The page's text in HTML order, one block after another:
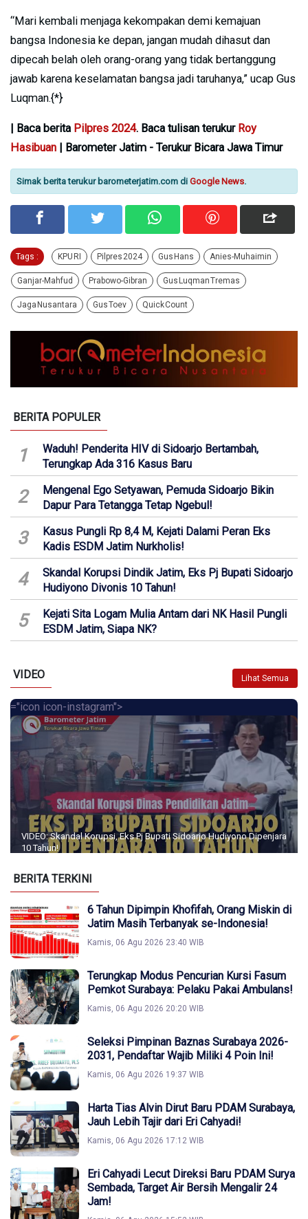
“Mari kembali menjaga kekompakan demi kemajuan
bangsa Indonesia ke depan, jangan mudah dihasut dan
dipecah belah oleh orang-orang yang tidak bertanggung
jawab karena keselamatan bangsa jadi taruhanya,” ucap Gus
Luqman.{*}
| Baca berita Pilpres 2024. Baca tulisan terukur Roy
Hasibuan | Barometer Jatim - Terukur Bicara Jawa Timur
Simak berita terukur barometerjatim.com di Google News.
Tags : KPU RI Pilpres 2024 Gus Hans Anies-Muhaimin
Ganjar-Mahfud Prabowo-Gibran Gus Luqman Tremas
Jaga Nusantara Gus Toev Quick Count
BERITA POPULER
1
Waduh! Penderita HIV di Sidoarjo Bertambah,
Terungkap Ada 316 Kasus Baru
2
Mengenal Ego Setyawan, Pemuda Sidoarjo Bikin
Dapur Para Tetangga Tetap Ngebul!
3
Kasus Pungli Rp 8,4 M, Kejati Dalami Peran Eks
Kadis ESDM Jatim Nurkholis!
4
Skandal Korupsi Dindik Jatim, Eks Pj Bupati Sidoarjo
Hudiyono Divonis 10 Tahun!
5
Kejati Sita Logam Mulia Antam dari NK Hasil Pungli
ESDM Jatim, Siapa NK?
VIDEO Lihat Semua
="icon icon-instagram">
VIDEO: Skandal Korupsi, Eks Pj Bupati Sidoarjo Hudiyono Dipenjara
10 Tahun!
BERITA TERKINI
6 Tahun Dipimpin Khofifah, Orang Miskin di
Jatim Masih Terbanyak se-Indonesia!
Kamis, 06 Agu 2026 23:40 WIB
Terungkap Modus Pencurian Kursi Fasum
Pemkot Surabaya: Pelaku Pakai Ambulans!
Kamis, 06 Agu 2026 20:20 WIB
Seleksi Pimpinan Baznas Surabaya 2026-
2031, Pendaftar Wajib Miliki 4 Poin Ini!
Kamis, 06 Agu 2026 19:37 WIB
Harta Tias Alvin Dirut Baru PDAM Surabaya,
Jauh Lebih Tajir dari Eri Cahyadi!
Kamis, 06 Agu 2026 17:12 WIB
Eri Cahyadi Lecut Direksi Baru PDAM Surya
Sembada, Target Air Bersih Mengalir 24
Jam!